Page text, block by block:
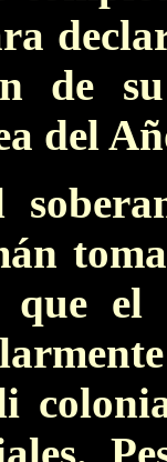
de
del
el